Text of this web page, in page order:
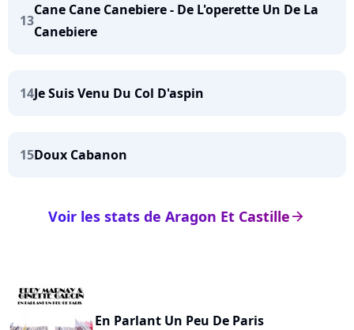
13
Cane Cane Canebiere - De L'operette Un De La
Canebiere
14Je Suis Venu Du Col D'aspin
15Doux Cabanon
arrow_right
Voir les stats de Aragon Et Castille
En Parlant Un Peu De Paris